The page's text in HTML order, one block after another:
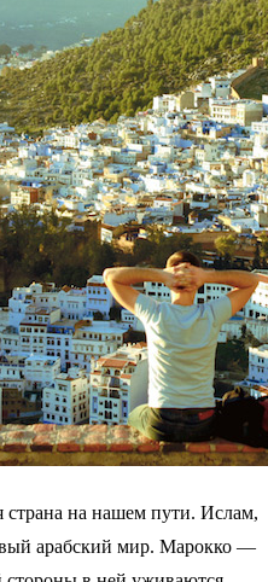
на нашем пути. Ислам,
арабский мир. Марокко —